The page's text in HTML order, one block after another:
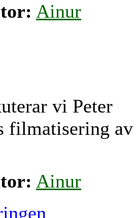
Ainur
vi Peter
filmatisering
Ainur